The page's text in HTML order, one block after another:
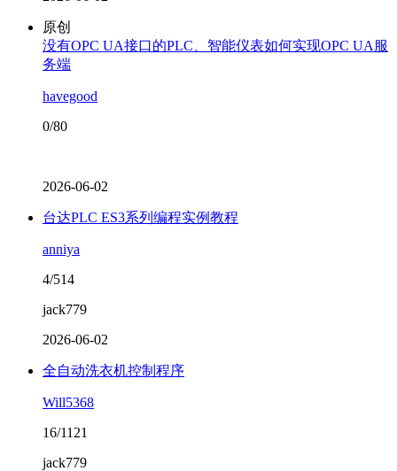
原创
没有OPC UA接口的PLC、智能仪表如何实现OPC UA服
务端
havegood
0/80
2026-06-02
台达PLC ES3系列编程实例教程
anniya
4/514
jack779
2026-06-02
全自动洗衣机控制程序
Will5368
16/1121
jack779